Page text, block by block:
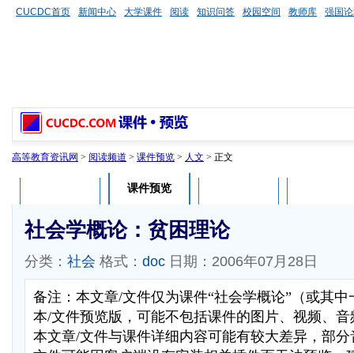
CUCDC首页 新闻中心 大学课件 阅读 知识问答 校园空间 教师库 强国
高等教育资讯网 > 阅读频道 > 课件预览 > 人文 > 正文
课件预览
社会学概论：贫困理论
分类： 社会 格式： doc 日期：2006年07月28日
备注：本文章/文件仅为课件“社会学概论”（或其
本/文件预览版，可能不包括课件的图片、视频、
本文章/文件与课件详细内容可能有较大差异，部